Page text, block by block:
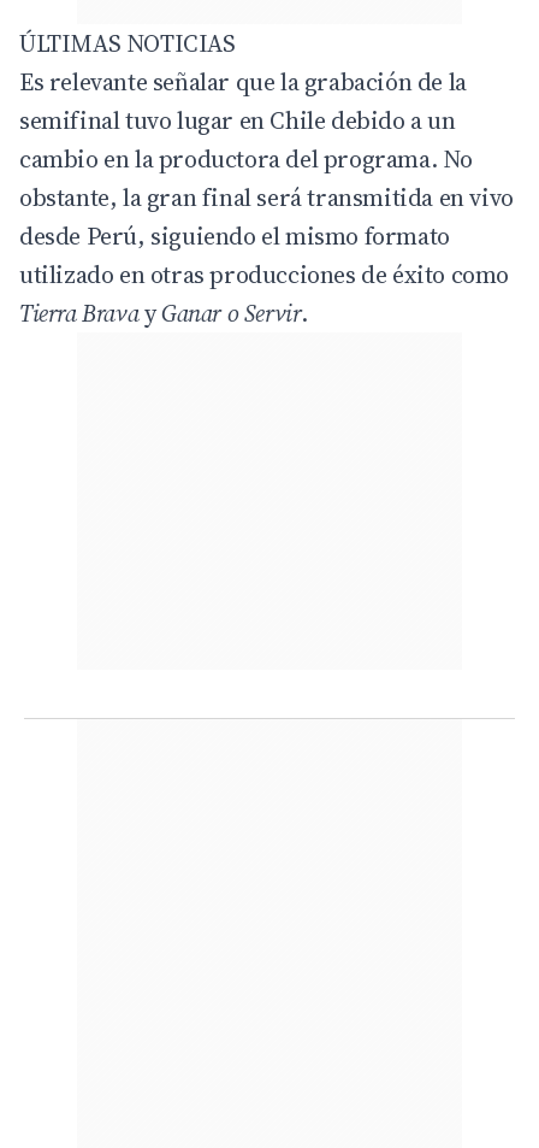
ÚLTIMAS NOTICIAS
Es relevante señalar que la grabación de la
semifinal tuvo lugar en Chile debido a un
cambio en la productora del programa. No
obstante, la gran final será transmitida en vivo
desde Perú, siguiendo el mismo formato
utilizado en otras producciones de éxito como
Tierra BravayGanar o Servir.